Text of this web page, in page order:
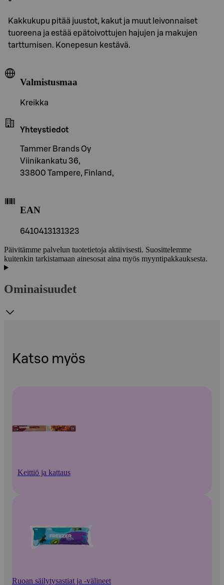
Kakkukupu pitää juustot, kakut ja muut leivonnaiset
tuoreena ja estää epätoivottujen hajujen ja makujen
tarttumisen. Konepesun kestävä.
Valmistusmaa
Kreikka
Yhteystiedot
Tammer Brands Oy
Viinikankatu 36,
33800 Tampere, Finland,
EAN
6410413131323
Päivitämme palvelun tuotetietoja aktiivisesti. Suosittelemme
kuitenkin tarkistamaan ainesosat aina myös myyntipakkauksesta.
Ominaisuudet
Katso myös
Keittiö ja kattaus
Ruoan säilytysastiat ja -välineet